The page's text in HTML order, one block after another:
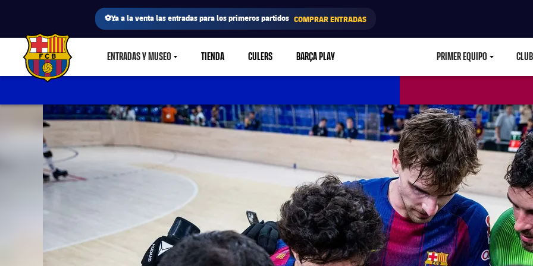
⚽Ya a la venta las entradas para los primeros partidos COMPRAR ENTRADAS
FC Barcelona club badge ENTRADAS Y MUSEOLABEL.SHARE.CARETDOWN
TIENDA CULERS BARÇA PLAY PRIMER EQUIPO CLUB